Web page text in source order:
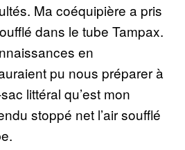
Ma coéquipière a pris
dans le tube Tampax.
en
pu nous préparer à
littéral qu’est mon
stoppé net l’air soufflé